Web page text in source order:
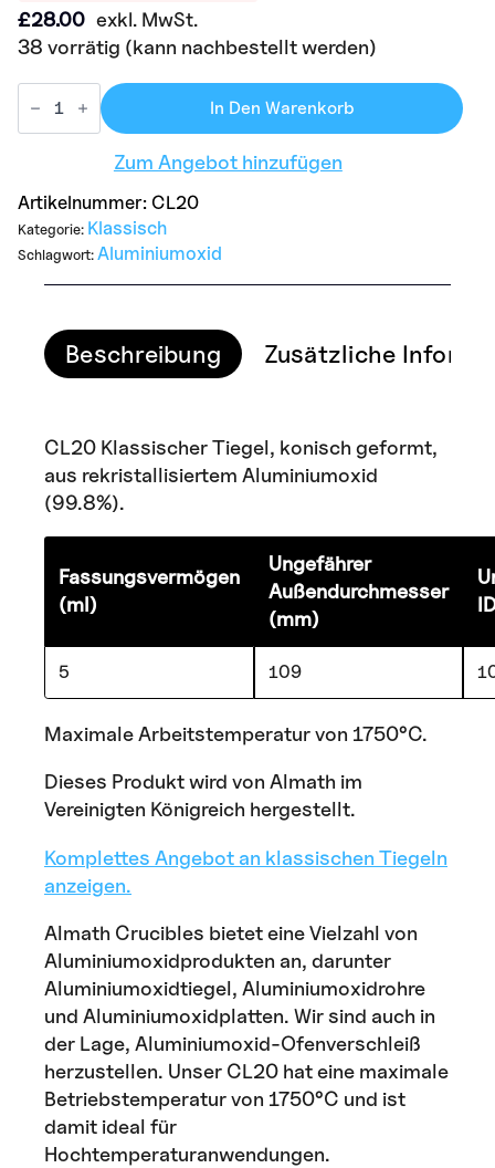
£28.00 exkl. MwSt.
38 vorrätig (kann nachbestellt werden)
In Den Warenkorb
Zum Angebot hinzufügen
Artikelnummer: CL20
Kategorie: Klassisch
Schlagwort: Aluminiumoxid
Beschreibung Zusätzliche
CL20 Klassischer Tiegel, konisch geformt,
aus rekristallisiertem Aluminiumoxid
(99.8%).
Fassungsvermögen
(ml)
Ungefährer
Außendurchmesser
(mm)
5 109
Maximale Arbeitstemperatur von 1750°C.
Dieses Produkt wird von Almath im
Vereinigten Königreich hergestellt.
Komplettes Angebot an klassischen Tiegeln
anzeigen.
Almath Crucibles bietet eine Vielzahl von
Aluminiumoxidprodukten an, darunter
Aluminiumoxidtiegel, Aluminiumoxidrohre
und Aluminiumoxidplatten. Wir sind auch in
der Lage, Aluminiumoxid-Ofenverschleiß
herzustellen. Unser CL20 hat eine maximale
Betriebstemperatur von 1750°C und ist
damit ideal für
Hochtemperaturanwendungen.